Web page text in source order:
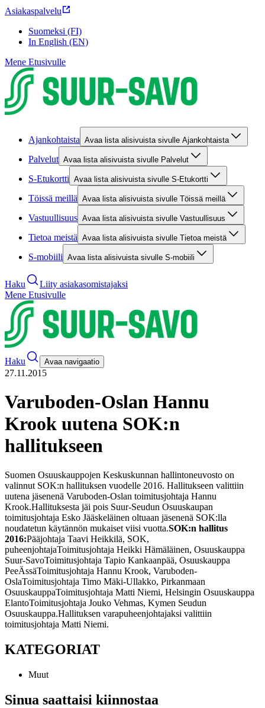
Asiakaspalvelu
Suomeksi (FI)
In English (EN)
Mene Etusivulle
Ajankohtaista Avaa lista alisivuista sivulle Ajankohtaista
Palvelut Avaa lista alisivuista sivulle Palvelut
S-Etukortti Avaa lista alisivuista sivulle S-Etukortti
Töissä meillä Avaa lista alisivuista sivulle Töissä meillä
Vastuullisuus Avaa lista alisivuista sivulle Vastuullisuus
Tietoa meistä Avaa lista alisivuista sivulle Tietoa meistä
S-mobiili Avaa lista alisivuista sivulle S-mobiili
Haku
Liity asiakasomistajaksi
Mene Etusivulle
Haku Avaa navigaatio
27.11.2015
Varuboden-Oslan Hannu
Krook uutena SOK:n
hallitukseen
Suomen Osuuskauppojen Keskuskunnan hallintoneuvosto on
valinnut SOK:n hallituksen vuodelle 2016. Hallitukseen valittiin
uutena jäsenenä Varuboden-Oslan toimitusjohtaja Hannu
Krook.Hallituksesta jäi pois Suur-Seudun Osuuskaupan
toimitusjohtaja Esko Jääskeläinen oltuaan jäsenenä SOK:lla
noudatetun käytännön mukaiset viisi vuotta.SOK:n hallitus
2016:Pääjohtaja Taavi Heikkilä, SOK,
puheenjohtajaToimitusjohtaja Heikki Hämäläinen, Osuuskauppa
Suur-SavoToimitusjohtaja Tapio Kankaanpää, Osuuskauppa
PeeÄssäToimitusjohtaja Hannu Krook, Varuboden-
OslaToimitusjohtaja Timo Mäki-Ullakko, Pirkanmaan
OsuuskauppaToimitusjohtaja Matti Niemi, Helsingin Osuuskauppa
ElantoToimitusjohtaja Jouko Vehmas, Kymen Seudun
Osuuskauppa.Hallituksen varapuheenjohtajaksi valittiin
toimitusjohtaja Matti Niemi.
KATEGORIAT
Muut
Sinua saattaisi kiinnostaa